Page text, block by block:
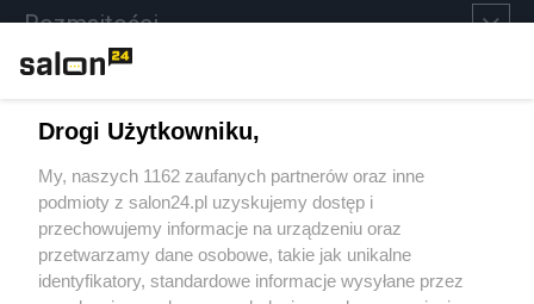
Rozmaitości
Sport
Społeczeństwo
Kultura
Drogi Użytkowniku,
My, naszych 1162 zaufanych partnerów oraz inne
podmioty z salon24.pl uzyskujemy dostęp i
przechowujemy informacje na urządzeniu oraz
przetwarzamy dane osobowe, takie jak unikalne
identyfikatory, standardowe informacje wysyłane przez